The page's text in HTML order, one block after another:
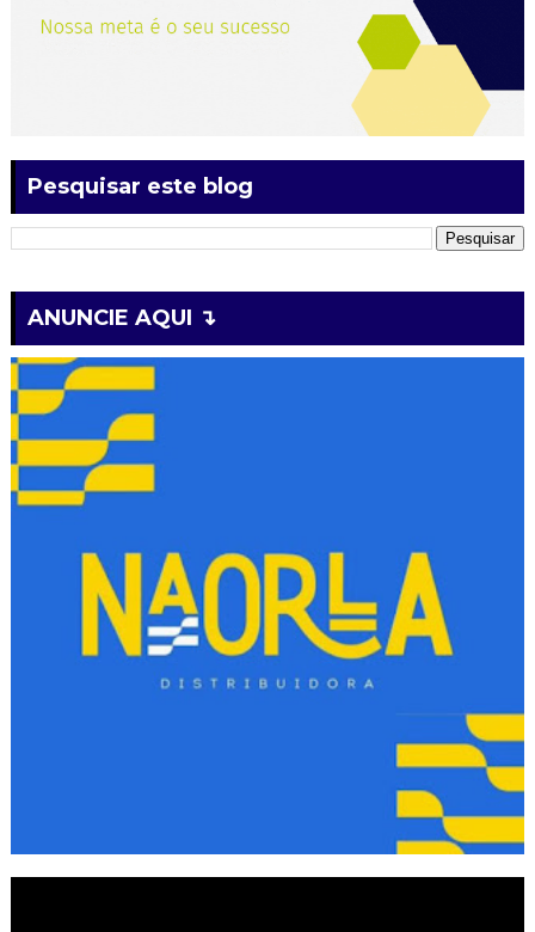
Pesquisar este blog
ANUNCIE AQUI ↴